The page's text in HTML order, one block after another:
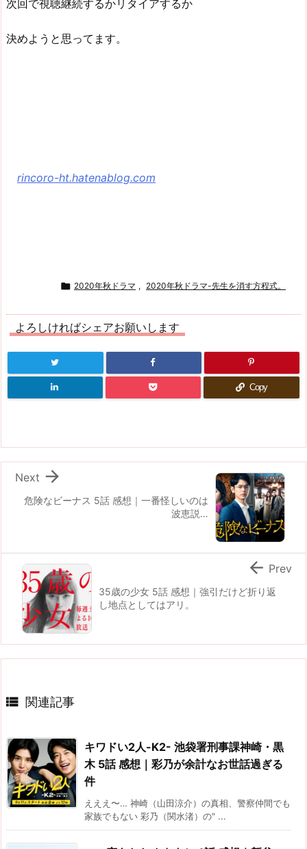
次回で視聴継続するかリタイアするか
決めようと思ってます。
rincoro-ht.hatenablog.com
 2020年秋ドラマ , 2020年秋ドラマ-先生を消す方程式。
よろしければシェアお願いします
Copy
危険なビーナス 5話 感想｜一番怪しいのは
波恵説…

Next
35歳の少女 5話 感想｜強引だけど折り返
し地点としてはアリ。
 Prev
 関連記事
キワドい2人-K2- 池袋署刑事課神崎・黒
木 5話 感想｜彩乃が余計なお世話過ぎる
件
えええ〜… 神崎（山田涼介）の真相、警察仲間でも
家族でもない 彩乃（関水渚）の" ...